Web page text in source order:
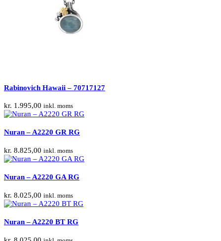
Rabinovich Hawaii – 70717127
kr. 1.995,00 inkl. moms
Nuran – A2220 GR RG
kr. 8.825,00 inkl. moms
Nuran – A2220 GA RG
kr. 8.025,00 inkl. moms
Nuran – A2220 BT RG